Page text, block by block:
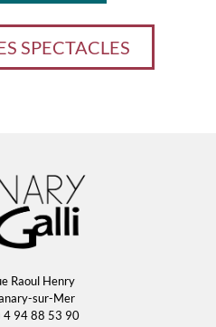
SPECTACLES
Raoul Henry
sur-Mer
4 94 88 53 90